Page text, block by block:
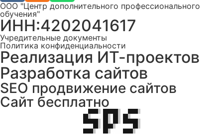
ООО "Центр дополнительного профессионального
обучения"
ИНН:4202041617
Учредительные документы
Политика конфиденциальности
Реализация ИТ-проектов
Разработка сайтов
SEO продвижение сайтов
Сайт бесплатно